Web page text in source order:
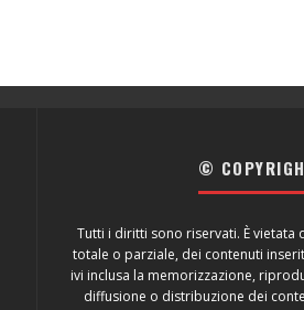
©
Tutti i diritti sono riservati. È vietata
totale o parziale, dei contenuti
ivi inclusa la memorizzazione,
diffusione o distribuzione dei